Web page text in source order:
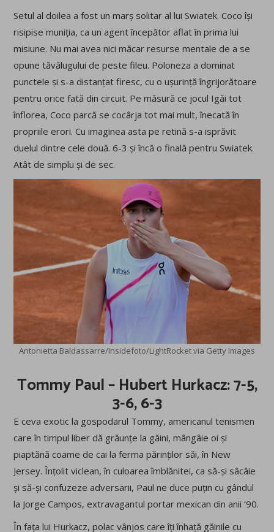
Setul al doilea a fost un marș solitar al lui Swiatek. Coco își
risipise muniția, ca un agent începător aflat în prima lui
misiune. Nu mai avea nici măcar resurse mentale de a se
opune tăvălugului de peste fileu. Poloneza a dominat
punctele și s-a distanțat firesc, cu o ușurință îngrijorătoare
pentru orice fată din circuit. Pe măsură ce jocul Igăi tot
înflorea, Coco parcă se cocârja tot mai mult, înecată în
propriile erori. Cu imaginea asta pe retină s-a isprăvit
duelul dintre cele două. 6-3 și încă o finală pentru Swiatek.
Atât de simplu și de sec.
Antonietta Baldassarre/Insidefoto/LightRocket via Getty Images
Tommy Paul – Hubert Hurkacz: 7-5,
3-6, 6-3
E ceva exotic la gospodarul Tommy, americanul tenismen
care în timpul liber dă grăunțe la găini, mângâie oi și
piaptănă coame de cai la ferma părinților săi, în New
Jersey. Înțolit viclean, în culoarea îmblănitei, ca să-și sâcâie
și să-și confuzeze adversarii, Paul ne duce puțin cu gândul
la Jorge Campos, extravagantul portar mexican din anii ‘90.
În fața lui Hurkacz, polac vânjos care îți înhață găinile cu